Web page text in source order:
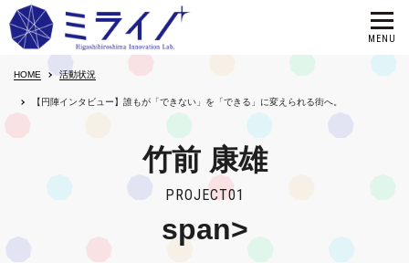
HOME 活動状況
【円陣インタビュー】誰もが「できない」を「できる」に変えられる街へ。
竹前 康雄
PROJECT01
span>